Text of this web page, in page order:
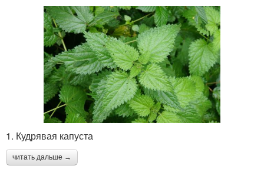
1. Кудрявая капуста
читать дальше →